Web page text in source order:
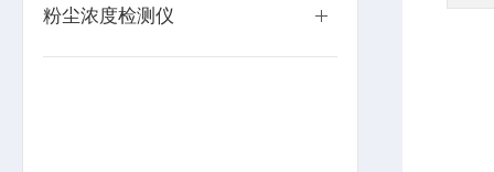
粉尘浓度检测仪